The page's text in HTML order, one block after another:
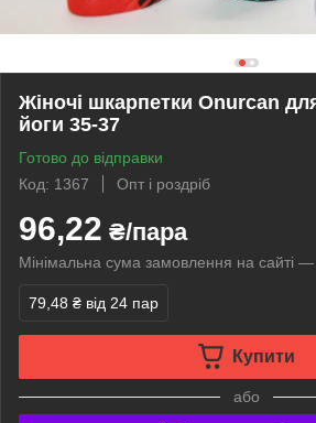
Жіночі шкарпетки Onurcan
йоги 35-37
Готово до відправки
Код: 1367
Опт і роздріб
96,22 ₴/пара
Мінімальна сума замовлення на сайті
79,48 ₴ від 24 пар
Купити
або